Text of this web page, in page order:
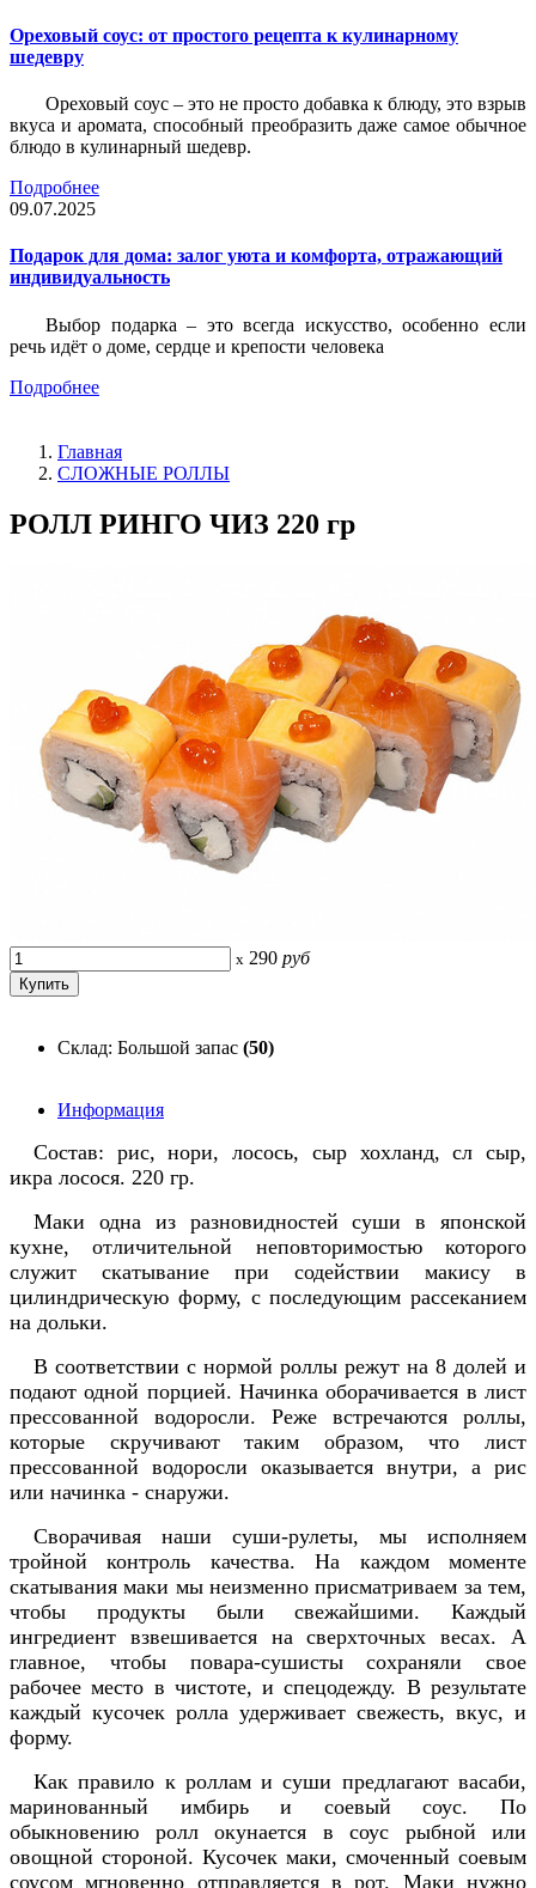
Ореховый соус: от простого рецепта к кулинарному
шедевру
Ореховый соус – это не просто добавка к блюду, это взрыв
вкуса и аромата, способный преобразить даже самое обычное
блюдо в кулинарный шедевр.
Подробнее
09.07.2025
Подарок для дома: залог уюта и комфорта, отражающий
индивидуальность
Выбор подарка – это всегда искусство, особенно если
речь идёт о доме, сердце и крепости человека
Подробнее
Главная
СЛОЖНЫЕ РОЛЛЫ
РОЛЛ РИНГО ЧИЗ 220 гр
x 290 руб
Склад: Большой запас (50)
Информация
Состав: рис, нори, лосось, сыр хохланд, сл сыр,
икра лосося. 220 гр.
Маки одна из разновидностей суши в японской
кухне, отличительной неповторимостью которого
служит скатывание при содействии макису в
цилиндрическую форму, с последующим рассеканием
на дольки.
В соответствии с нормой роллы режут на 8 долей и
подают одной порцией. Начинка оборачивается в лист
прессованной водоросли. Реже встречаются роллы,
которые скручивают таким образом, что лист
прессованной водоросли оказывается внутри, а рис
или начинка - снаружи.
Сворачивая наши суши-рулеты, мы исполняем
тройной контроль качества. На каждом моменте
скатывания маки мы неизменно присматриваем за тем,
чтобы продукты были свежайшими. Каждый
ингредиент взвешивается на сверхточных весах. А
главное, чтобы повара-сушисты сохраняли свое
рабочее место в чистоте, и спецодежду. В результате
каждый кусочек ролла удерживает свежесть, вкус, и
форму.
Как правило к роллам и суши предлагают васаби,
маринованный имбирь и соевый соус. По
обыкновению ролл окунается в соус рыбной или
овощной стороной. Кусочек маки, смоченный соевым
соусом мгновенно отправляется в рот. Маки нужно